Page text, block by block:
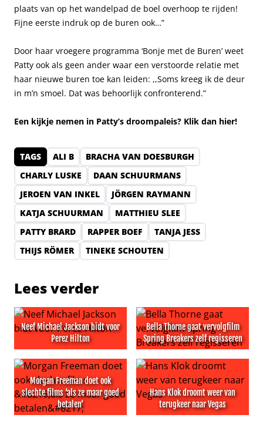
plaats van op het wandelpad de boel overhoop te rijden!
Fijne eerste indruk op de buren ook…”
Door haar vroegere programma ‘Bonje met de Buren’ weet
Patty ook als geen ander waar een verstoorde relatie met
haar nieuwe buren toe kan leiden: ,,Soms kreeg ik de deur
in m’n smoel. Dat was behoorlijk confronterend.”
Een kijkje nemen in Patty’s droompaleis? Klik dan hier!
TAGS ALI B
BRACHA VAN DOESBURGH
CHARLY LUSKE
DAAN SCHUURMANS
JEROEN VAN INKEL
JÖRGEN RAYMANN
KATJA SCHUURMAN
MATTHIEU SLEE
PATTY BRARD
RAPPER BOEF
TANJA JESS
THIJS RÖMER
TINEKE SCHOUTEN
Lees verder
Neef Michael Jackson bidt voor
Perez Hilton
Neef Michael Jackson bidt voor Perez Hilton
Bella Thorne gaat vervolgfilm
Spring Breakers zelf regisseren
Bella Thorne gaat
Morgan Freeman doet ook
slechte films ‘als ze maar goed
betalen’
Hans Klok droomt weer van
terugkeer naar Vegas